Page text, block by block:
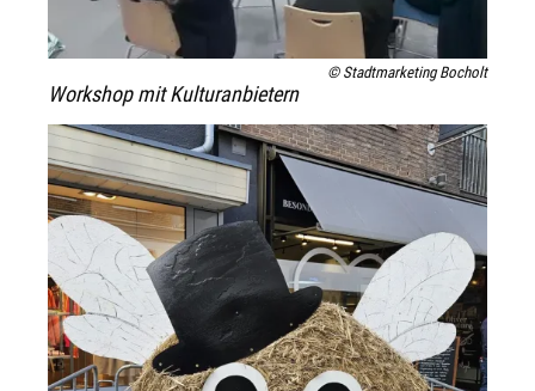
© Stadtmarketing Bocholt
Workshop mit Kulturanbietern